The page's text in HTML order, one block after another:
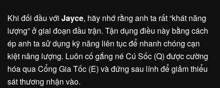
Khi đối đầu với Jayce, hãy nhớ rằng anh ta rất “khát năng
lượng” ở giai đoạn đầu trận. Tận dụng điều này bằng cách
ép anh ta sử dụng kỹ năng liên tục để nhanh chóng cạn
kiệt năng lượng. Luôn cố gắng né Cú Sốc (Q) được cường
hóa qua Cổng Gia Tốc (E) và đứng sau lính để giảm thiểu
sát thương nhận vào.